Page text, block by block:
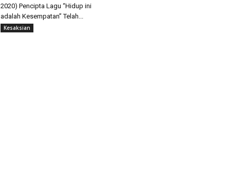
2020) Pencipta Lagu “Hidup ini
adalah Kesempatan” Telah...
Kesaksian